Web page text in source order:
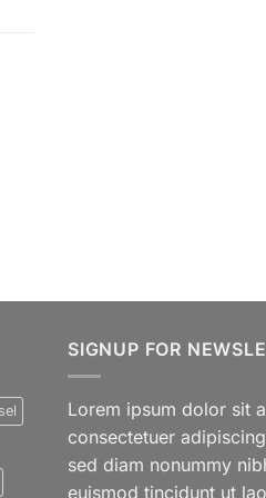
SIGNUP FOR
Lorem ipsum dolor sit
consectetuer
sed diam nonummy
euismod tincidunt ut